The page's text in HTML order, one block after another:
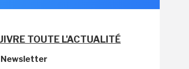
TOUTE L'ACTUALITÉ
Newsletter